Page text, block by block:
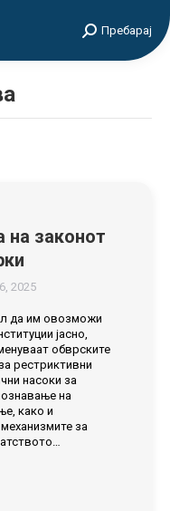
Search:Пребарај
на законот
2025
да им овозможи
јасно,
обврските
рестриктивни
насоки за
на
како и
за